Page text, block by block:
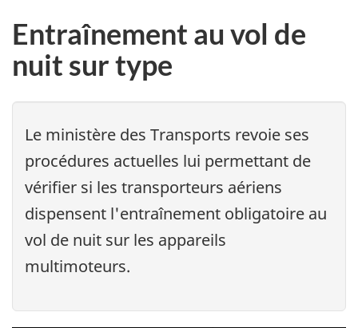
Entraînement au vol de
nuit sur type
Le ministère des Transports revoie ses
procédures actuelles lui permettant de
vérifier si les transporteurs aériens
dispensent l'entraînement obligatoire au
vol de nuit sur les appareils
multimoteurs.